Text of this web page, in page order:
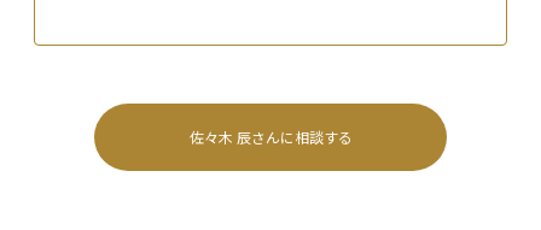
佐々木 辰さんに相談する